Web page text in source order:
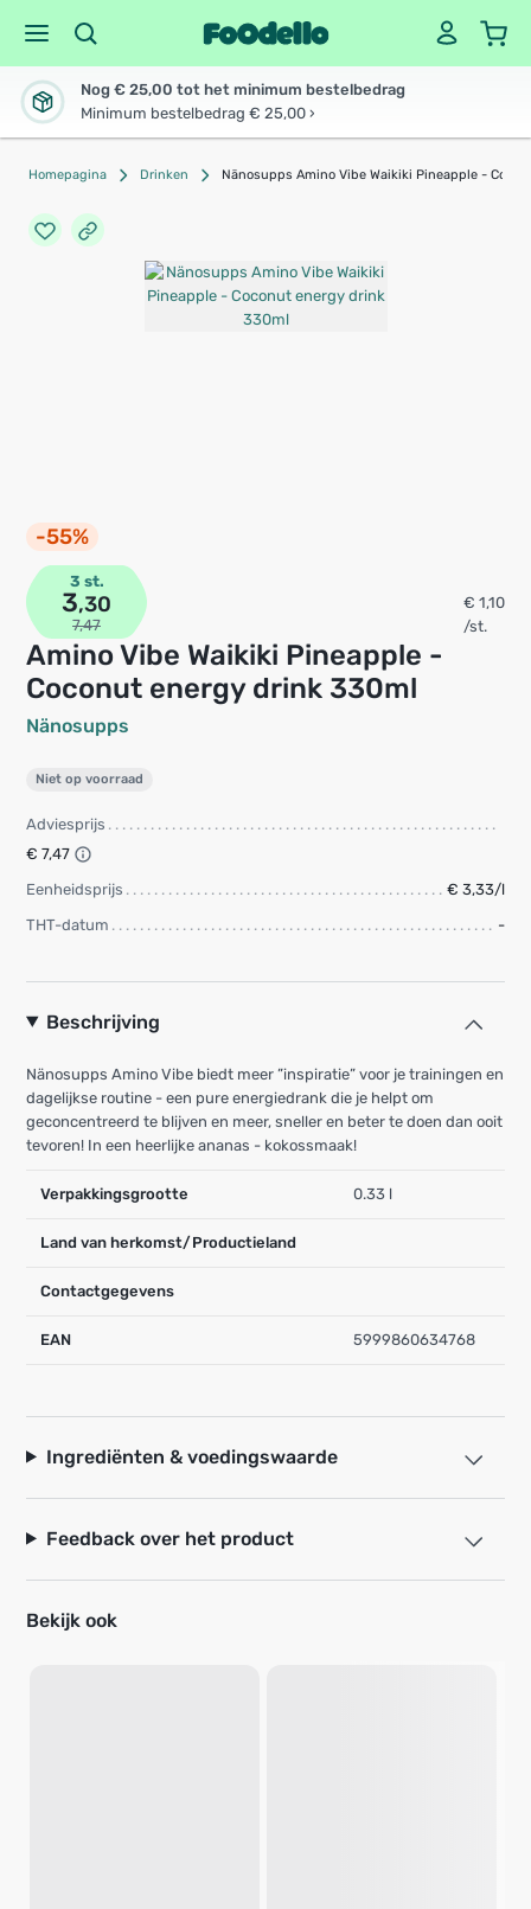
Nog € 25,00 tot het minimum bestelbedrag
Minimum bestelbedrag € 25,00 ›
Homepagina Drinken Nänosupps Amino Vibe Waikiki Pineapple -
-55%
Amino Vibe Waikiki Pineapple -
Coconut energy drink 330ml
Nänosupps
3 st.
3,30
7,47
€ 1,10
/st.
Niet op voorraad
Adviesprijs
€ 7,47
Eenheidsprijs
€ 3,33/l
THT-datum
-
Beschrijving
Nänosupps Amino Vibe biedt meer ”inspiratie” voor je trainingen en
dagelijkse routine - een pure energiedrank die je helpt om
geconcentreerd te blijven en meer, sneller en beter te doen dan ooit
tevoren! In een heerlijke ananas - kokossmaak!
Verpakkingsgrootte 0.33 l
Land van herkomst/Productieland
Contactgegevens
EAN 5999860634768
Ingrediënten & voedingswaarde
Feedback over het product
Bekijk ook